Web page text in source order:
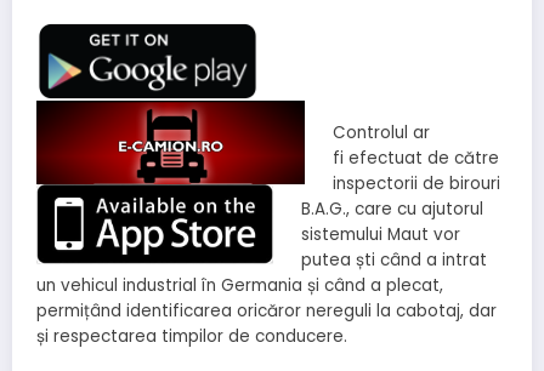
Controlul ar
fi efectuat de către
inspectorii de birouri
B.A.G., care cu ajutorul
sistemului Maut vor
putea ști când a intrat
un vehicul industrial în Germania și când a plecat,
permițând identificarea oricăror nereguli la cabotaj, dar
și respectarea timpilor de conducere.